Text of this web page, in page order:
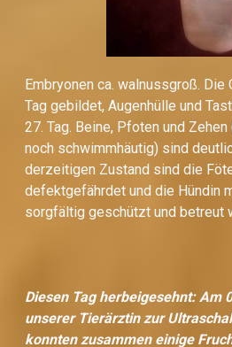
Embryonen ca. walnussgroß. Die
Tag gebildet, Augenhülle und
27. Tag. Beine, Pfoten und
noch schwimmhäutig) sind
derzeitigen Zustand sind die
defektgefährdet und die Hündin
sorgfältig geschützt und betreut
Diesen Tag herbeigesehnt: Am
unserer Tierärztin zur
konnten zusammen einige